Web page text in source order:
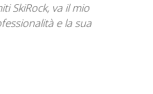
SkiRock, va il mio
e la sua